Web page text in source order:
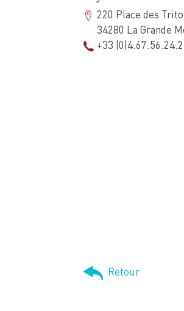
220 Place des
34280 La Grande
+33
Retour